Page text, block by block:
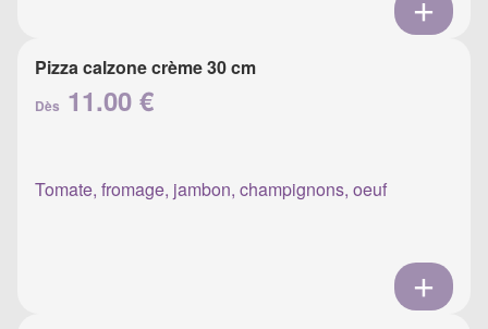
Pizza calzone crème 30 cm
Dès 11.00 €
Tomate, fromage, jambon, champignons, oeuf